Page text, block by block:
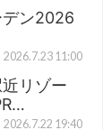
デン2026
2026.7.23 11:00
リゾー
2026.7.22 19:40